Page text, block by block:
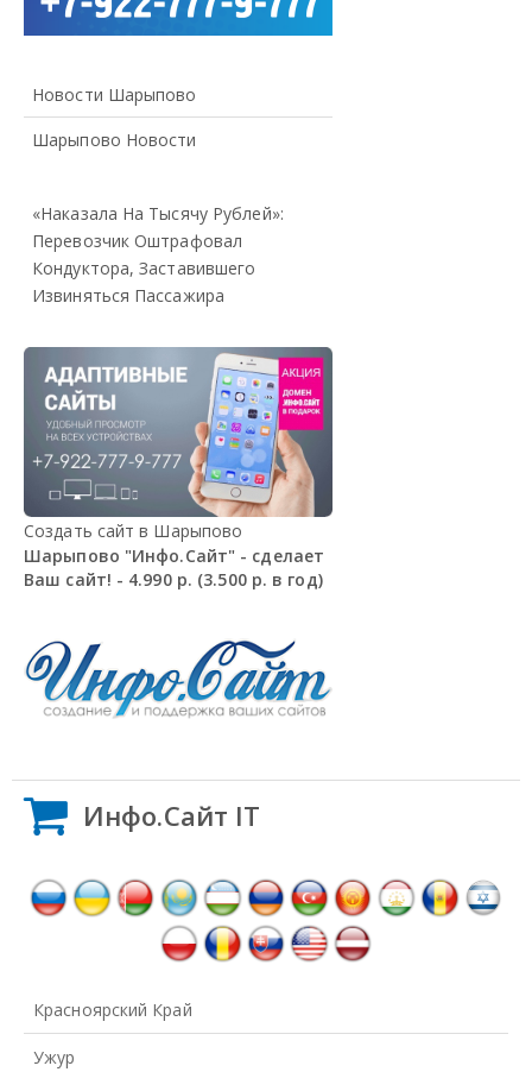
Новости Шарыпово
Шарыпово Новости
«Наказала На Тысячу Рублей»:
Перевозчик Оштрафовал
Кондуктора, Заставившего
Извиняться Пассажира
Создать сайт в Шарыпово
Шарыпово "Инфо.Сайт" - сделает
Ваш сайт! - 4.990 р. (3.500 р. в год)
Инфо.Сайт IT
Красноярский Край
Ужур